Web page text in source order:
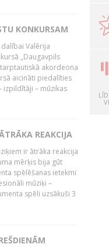
KONKURSAM
Valērija
„Daugavpils
akordeona
aicināti piedalīties
izpildītāji – mūzikas
REAKCIJA
ir ātrāka reakcija
mērķis bija gūt
spēlēšanas ietekmi
mūziķi –
spēli uzsākuši 3